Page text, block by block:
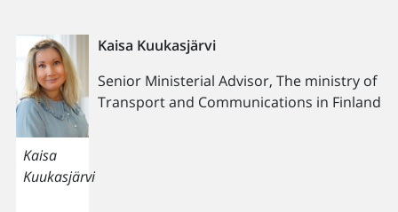
Kaisa
Kuukasjärvi
Kaisa Kuukasjärvi
Senior Ministerial Advisor, The ministry of
Transport and Communications in Finland